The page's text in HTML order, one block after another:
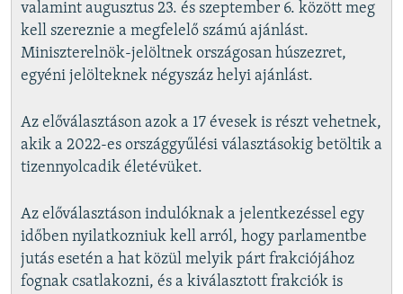
valamint augusztus 23. és szeptember 6. között meg
kell szereznie a megfelelő számú ajánlást.
Miniszterelnök-jelöltnek országosan húszezret,
egyéni jelölteknek négyszáz helyi ajánlást.
Az előválasztáson azok a 17 évesek is részt vehetnek,
akik a 2022-es országgyűlési választásokig betöltik a
tizennyolcadik életévüket.
Az előválasztáson indulóknak a jelentkezéssel egy
időben nyilatkozniuk kell arról, hogy parlamentbe
jutás esetén a hat közül melyik párt frakciójához
fognak csatlakozni, és a kiválasztott frakciók is